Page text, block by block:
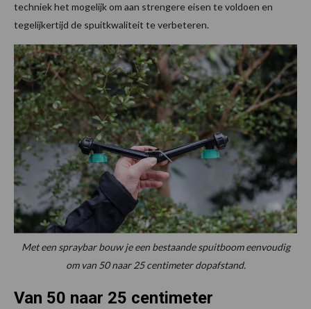
techniek het mogelijk om aan strengere eisen te voldoen en
tegelijkertijd de spuitkwaliteit te verbeteren.
Met een spraybar bouw je een bestaande spuitboom eenvoudig
om van 50 naar 25 centimeter dopafstand.
Van 50 naar 25 centimeter